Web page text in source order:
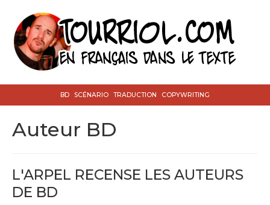
BD SCÉNARIO TRADUCTION COPYWRITING
auteur BD
L'ARPEL RECENSE LES AUTEURS
DE BD